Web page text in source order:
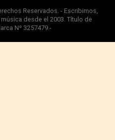
Reservados. - Escribimos,
desde el 2003. Título de
Nº 3257479.-